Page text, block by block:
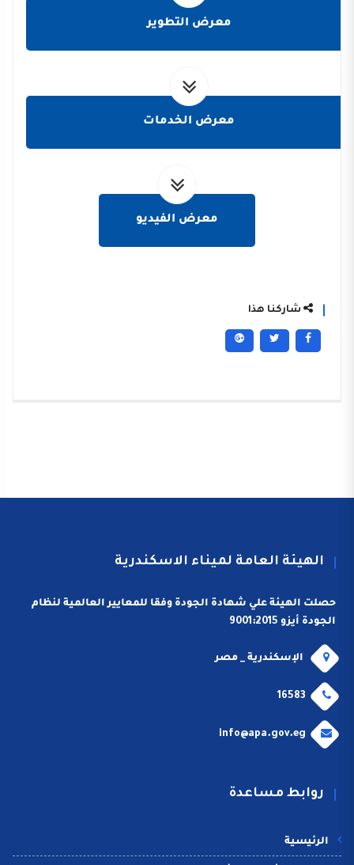
معرض التطوير
معرض الخدمات
معرض الفيديو
شاركنا هذا
الهيئة العامة لميناء الاسكندرية
حصلت الهيئة علي شهادة الجودة وفقا للمعايير العالمية لنظام
الجودة أيزو 9001:2015
الإسكندرية _ مصر
16583
info@apa.gov.eg
روابط مساعدة
الرئيسية